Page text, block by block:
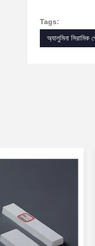
Tags:
অ্যালুমিনা সিরামিক